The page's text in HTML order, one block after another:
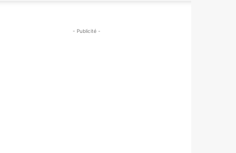
- Publicité -